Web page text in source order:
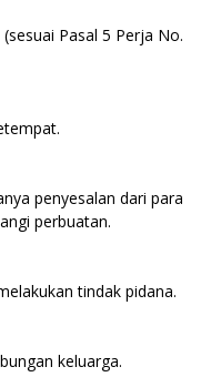
Pasal 5 Perja No.
penyesalan dari para
perbuatan.
tindak pidana.
keluarga.